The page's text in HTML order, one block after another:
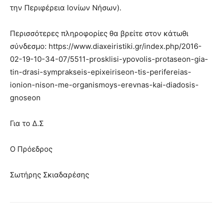
την Περιφέρεια Ιονίων Νήσων).
Περισσότερες πληροφορίες θα βρείτε στον κάτωθι
σύνδεσμο: https://www.diaxeiristiki.gr/index.php/2016-
02-19-10-34-07/5511-prosklisi-ypovolis-protaseon-gia-
tin-drasi-symprakseis-epixeiriseon-tis-perifereias-
ionion-nison-me-organismoys-erevnas-kai-diadosis-
gnoseon
Για το Δ.Σ
Ο Πρόεδρος
Σωτήρης Σκιαδαρέσης